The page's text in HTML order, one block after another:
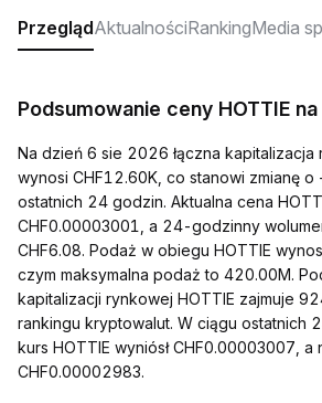
PrzeglądAktualnościRankingMedia
Podsumowanie ceny HOTTIE
Na dzień 6 sie 2026 łączna kapitalizacja
wynosi CHF12.60K, co stanowi zmianę o
ostatnich 24 godzin. Aktualna cena
CHF0.00003001, a 24-godzinny
CHF6.08. Podaż w obiegu HOTTIE
czym maksymalna podaż to 420.00M.
kapitalizacji rynkowej HOTTIE zajmuje
rankingu kryptowalut. W ciągu ostatnich
kurs HOTTIE wyniósł CHF0.00003007, a
CHF0.00002983.